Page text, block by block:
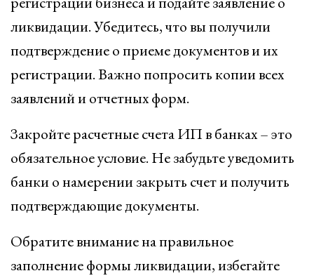
ликвидации. Убедитесь, что вы получили
подтверждение о приеме документов и их
регистрации. Важно попросить копии всех
заявлений и отчетных форм.
Закройте расчетные счета ИП в банках – это
обязательное условие. Не забудьте уведомить
банки о намерении закрыть счет и получить
подтверждающие документы.
Обратите внимание на правильное
заполнение формы ликвидации, избегайте